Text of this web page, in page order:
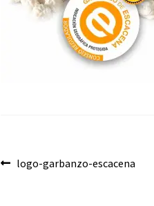
Navegación
Anterior:
logo-garbanzo-escacena